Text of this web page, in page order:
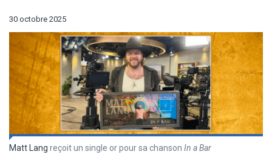
30 octobre 2025
Matt Lang reçoit un single or pour sa chanson In a Bar